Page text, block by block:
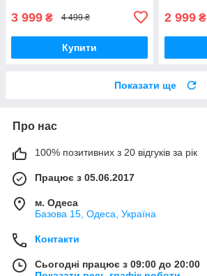
3 999 ₴ 4 499 ₴
Купити
2 999 ₴
Показати ще
Про нас
100% позитивних з 20 відгуків за рік
Працює з 05.06.2017
м. Одеса
Базова 15, Одеса, Україна
Контакти
Сьогодні працює з 09:00 до 20:00